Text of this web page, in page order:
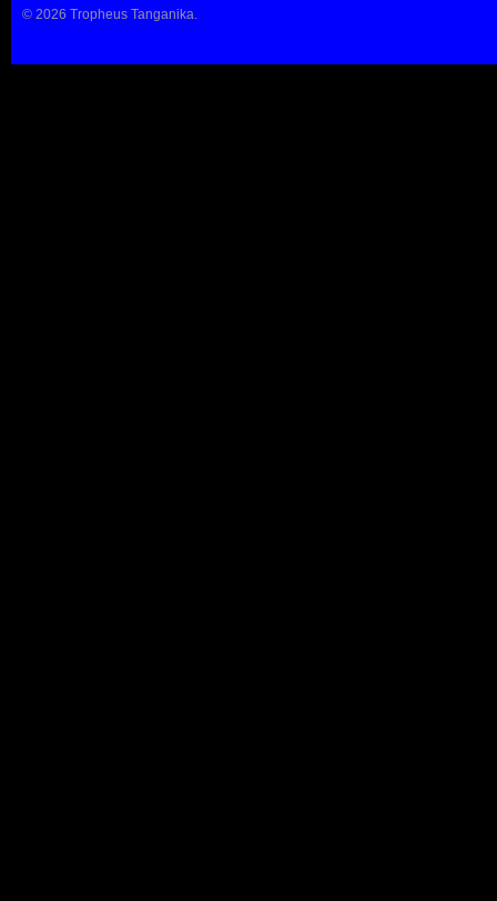
© 2026 Tropheus Tanganika.